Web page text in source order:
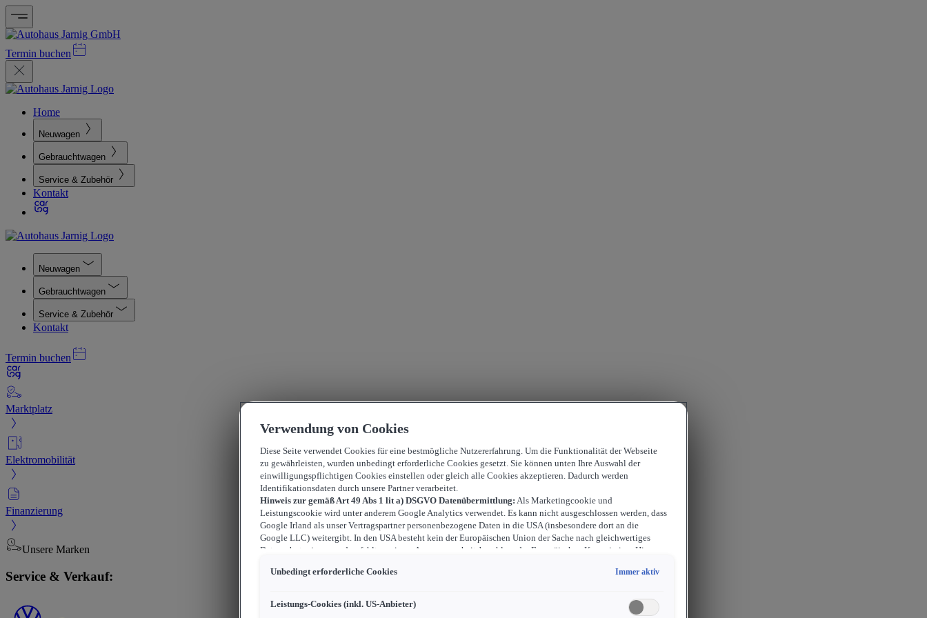
Termin buchen
Home
Neuwagen
Gebrauchtwagen
Service & Zubehör
Kontakt
Neuwagen
Gebrauchtwagen
Service & Zubehör
Kontakt
Termin buchen
Marktplatz
Elektromobilität
Finanzierung
Unsere Marken
Service & Verkauf:
Verwendung von Cookies
Diese Seite verwendet Cookies für eine bestmögliche Nutzererfahrung. Um die Funktionalität der Webseite
zu gewährleisten, wurden unbedingt erforderliche Cookies gesetzt. Sie können unten Ihre Auswahl der
einwilligungspflichtigen Cookies einstellen oder gleich alle Cookies akzeptieren. Dadurch werden
Identifikationsdaten durch unsere Partner verarbeitet.
Hinweis zur gemäß Art 49 Abs 1 lit a) DSGVO Datenübermittlung: Als Marketingcookie und
Leistungscookie wird unter anderem Google Analytics verwendet. Es kann nicht ausgeschlossen werden, dass
Google Irland als unser Vertragspartner personenbezogene Daten in die USA (insbesondere dort an die
Google LLC) weitergibt. In den USA besteht kein der Europäischen Union der Sache nach gleichwertiges
Datenschutzniveau und es fehlt an einem Angemessenheitsbeschluss der Europäischen Kommission. Hieraus
durchsetzen können, in den USA keine Datenschutzgrundsätze bestehen, und weil nicht ausgeschlossen
können, wobei Eingriffe in Ihre persönlichen Rechte und Freiheiten nicht auf das absolut Notwendige
Sollten Sie das Setzen von Cookies für Marketingzwecke oder Leistungscookies auch für
Unbedingt erforderliche Cookies Immer aktiv
Leistungs-Cookies (inkl. US-Anbieter)